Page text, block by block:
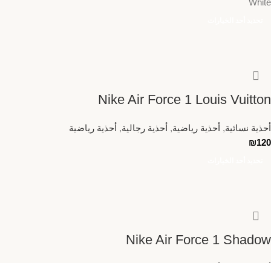
White
Nike Air Force 1 Louis Vuitton
أحذية نسائية, أحذية رياضية, أحذية رجالية, أحذية رياضية
₪120
Nike Air Force 1 Shadow